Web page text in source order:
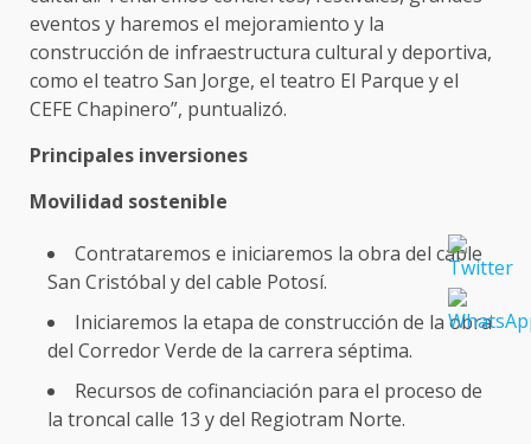
eventos y haremos el mejoramiento y la
construcción de infraestructura cultural y deportiva,
como el teatro San Jorge, el teatro El Parque y el
CEFE Chapinero”, puntualizó.
Principales inversiones
Movilidad sostenible
Contrataremos e iniciaremos la obra del cable
San Cristóbal y del cable Potosí.
Iniciaremos la etapa de construcción de la obra
del Corredor Verde de la carrera séptima.
Recursos de cofinanciación para el proceso de
la troncal calle 13 y del Regiotram Norte.